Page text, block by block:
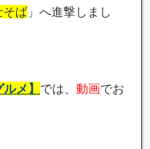
そば」へ進撃しまし
メ】 では、 動画でお